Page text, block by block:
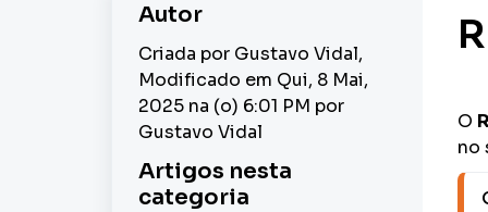
Autor
Criada por Gustavo Vidal,
Modificado em Qui, 8 Mai,
2025 na (o) 6:01 PM por
Gustavo Vidal
Artigos nesta
categoria
O
no